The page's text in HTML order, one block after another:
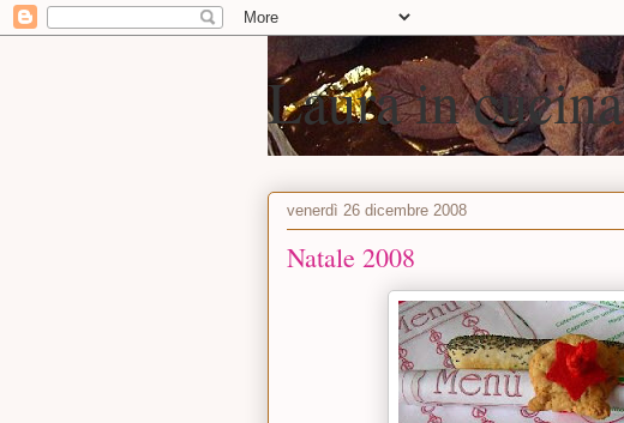
Laura in cucina
venerdì 26 dicembre 2008
Natale 2008